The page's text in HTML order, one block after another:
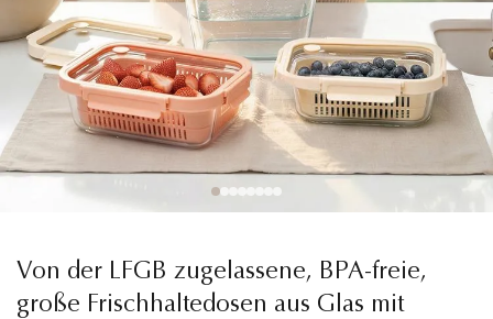
Von der LFGB zugelassene, BPA-freie,
große Frischhaltedosen aus Glas mit